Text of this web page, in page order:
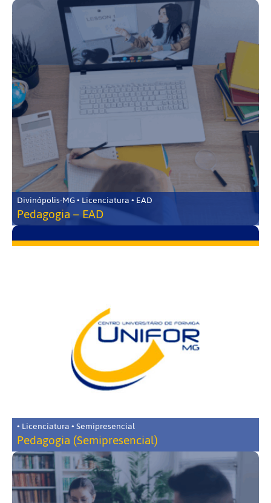
Divinópolis-MG • Licenciatura • EAD
Pedagogia – EAD
• Licenciatura • Semipresencial
Pedagogia (Semipresencial)